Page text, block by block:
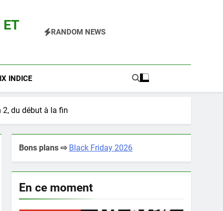
RANDOM NEWS
INDICE
2, du début à la fin
Bons plans ⇨ Black Friday 2026
En ce moment